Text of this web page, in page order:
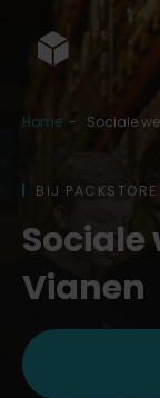
Home - Sociale
BIJ
Vianen